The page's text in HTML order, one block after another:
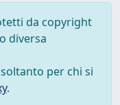
da copyright
diversa
per chi si
.